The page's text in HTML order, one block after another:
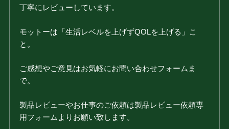
丁寧にレビューしています。
モットーは「生活レベルを上げずQOLを上げる」こ
と。
ご感想やご意見はお気軽にお問い合わせフォームま
で。
製品レビューやお仕事のご依頼は製品レビュー依頼専
用フォームよりお願い致します。